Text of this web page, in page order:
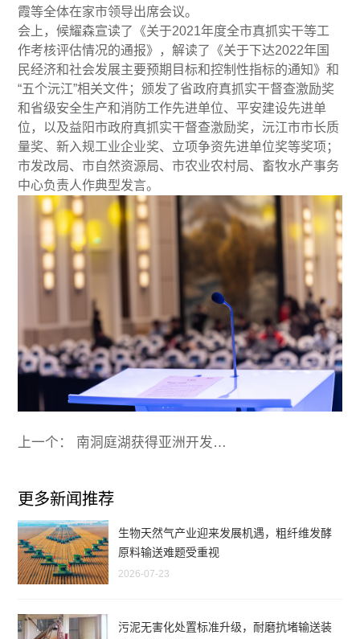
霞等全体在家市领导出席会议。
会上，候耀森宣读了《关于2021年度全市真抓实干等工
作考核评估情况的通报》，解读了《关于下达2022年国
民经济和社会发展主要预期目标和控制性指标的通知》和
“五个沅江”相关文件；颁发了省政府真抓实干督查激励奖
和省级安全生产和消防工作先进单位、平安建设先进单
位，以及益阳市政府真抓实干督查激励奖，沅江市市长质
量奖、新入规工业企业奖、立项争资先进单位奖等奖项；
市发改局、市自然资源局、市农业农村局、畜牧水产事务
中心负责人作典型发言。
上一个： 南洞庭湖获得亚洲开发银行1.5亿没有等值贷款
更多新闻推荐
生物天然气产业迎来发展机遇，粗纤维发酵
原料输送难题受重视
2026-07-23
污泥无害化处置标准升级，耐磨抗堵输送装